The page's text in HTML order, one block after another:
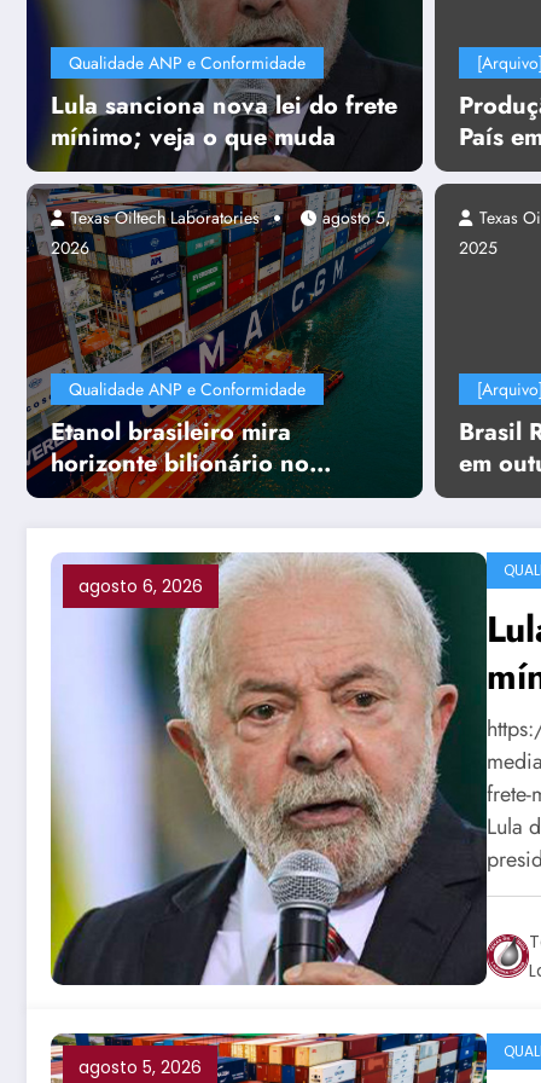
Qualidade ANP e Conformidade
Lula sanciona nova lei do frete
mínimo; veja o que muda
Qualidade ANP e Conformidade
Etanol brasileiro mira
horizonte bilionário no
transporte marítimo
Texas Oiltech Laboratories
agosto 5,
2026
[Arquivo]
País
junho
boed
[Arquivo]
Brasil
em
Texas
2025
agosto 6, 2026
frete-
Lula
agosto 5, 2026